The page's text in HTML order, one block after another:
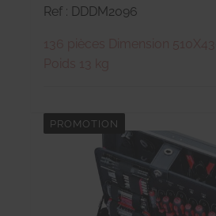
Ref : DDDM2096
PROMOTION